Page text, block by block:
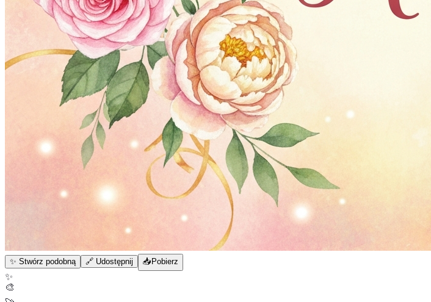
✨ Stwórz podobną 🔗 Udostępnij 📥 Pobierz
✨
🎨